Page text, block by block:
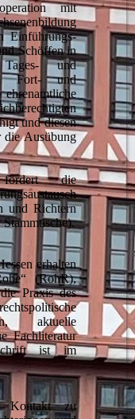
mit
Einführungs-
Schöffen in
und
Fort- und
und diesen
die Ausübung
fördert die
und Richtern
erhalten
(RohR),
Praxis des
aktuelle
Fachliteratur
ist im
Kontakt zu